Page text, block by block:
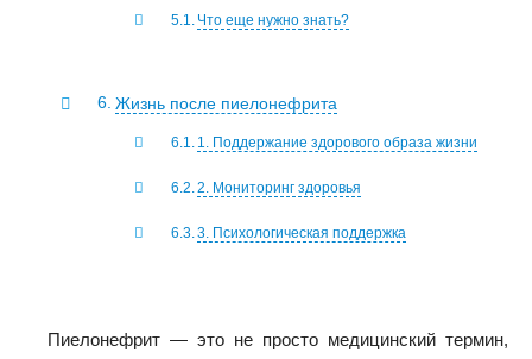
Что еще нужно знать?
Жизнь после пиелонефрита
1. Поддержание здорового образа жизни
2. Мониторинг здоровья
3. Психологическая поддержка
Пиелонефрит — это не просто медицинский термин,